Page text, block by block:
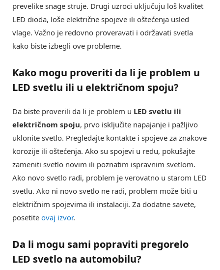
prevelike snage struje. Drugi uzroci uključuju loš kvalitet
LED dioda, loše električne spojeve ili oštećenja usled
vlage. Važno je redovno proveravati i održavati svetla
kako biste izbegli ove probleme.
Kako mogu proveriti da li je problem u
LED svetlu ili u električnom spoju?
Da biste proverili da li je problem u LED svetlu ili
električnom spoju, prvo isključite napajanje i pažljivo
uklonite svetlo. Pregledajte kontakte i spojeve za znakove
korozije ili oštećenja. Ako su spojevi u redu, pokušajte
zameniti svetlo novim ili poznatim ispravnim svetlom.
Ako novo svetlo radi, problem je verovatno u starom LED
svetlu. Ako ni novo svetlo ne radi, problem može biti u
električnim spojevima ili instalaciji. Za dodatne savete,
posetite ovaj izvor.
Da li mogu sami popraviti pregorelo
LED svetlo na automobilu?